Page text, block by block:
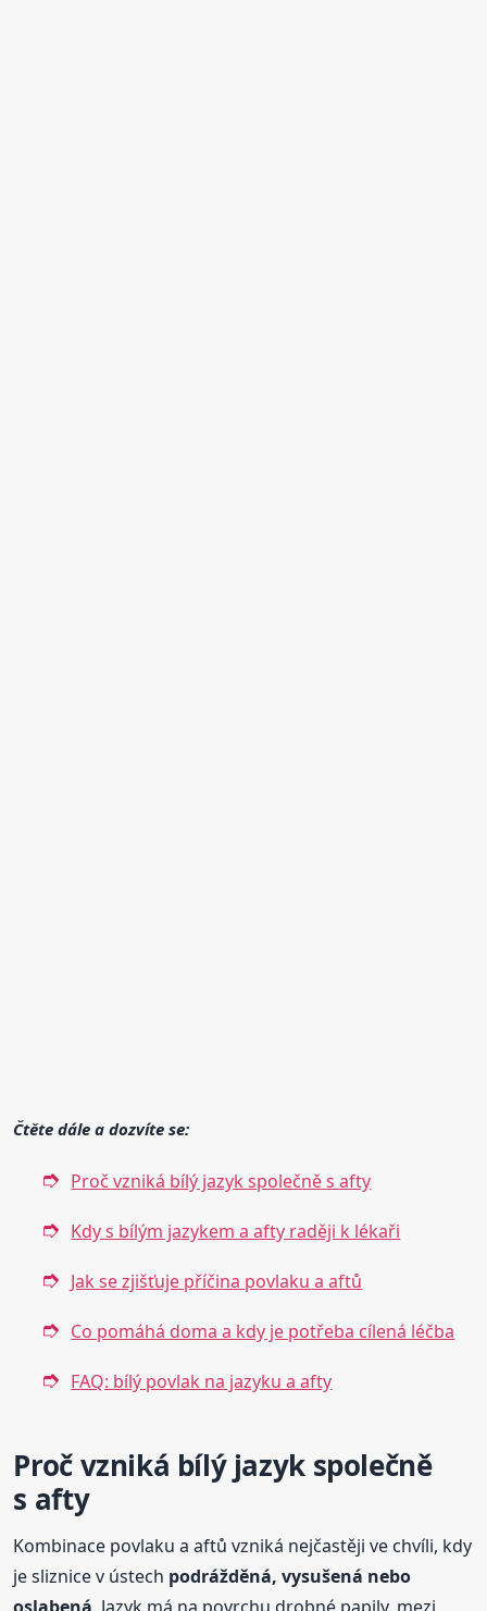
Čtěte dále a dozvíte se:
Proč vzniká bílý jazyk společně s afty
Kdy s bílým jazykem a afty raději k lékaři
Jak se zjišťuje příčina povlaku a aftů
Co pomáhá doma a kdy je potřeba cílená léčba
FAQ: bílý povlak na jazyku a afty
Proč vzniká bílý jazyk společně
s afty
Kombinace povlaku a aftů vzniká nejčastěji ve chvíli, kdy
je sliznice v ústech podrážděná, vysušená nebo